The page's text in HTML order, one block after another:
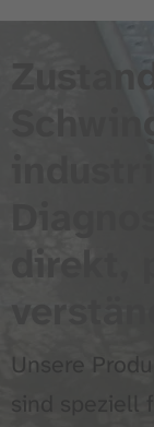
direkt,
Unsere
sind speziell